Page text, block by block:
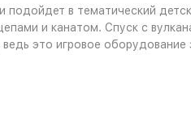
в тематический
и канатом. Спуск с
это игровое